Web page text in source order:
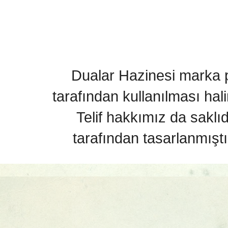
Dualar Hazinesi marka
tarafından kullanılması
Telif hakkımız da
tarafından